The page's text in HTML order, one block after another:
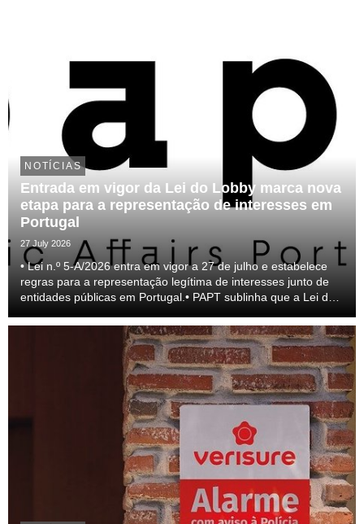
NOTÍCIAS
Entrada em vigor da Lei do Lobby marca nova
etapa para a representação de interesses em
Portugal
27 July 2026
• Lei n.º 5-A/2026 entra em vigor a 27 de julho e estabelece
regras para a representação legítima de interesses junto de
entidades públicas em Portugal.• PAPT sublinha que a Lei do
do setor e para a transparên...